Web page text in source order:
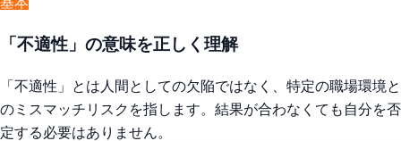
「不適性」の意味を正しく理解
「不適性」とは人間としての欠陥ではなく、特定の職場環境と
のミスマッチリスクを指します。結果が合わなくても自分を否
定する必要はありません。